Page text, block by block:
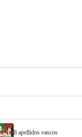
8 apellidos vascos